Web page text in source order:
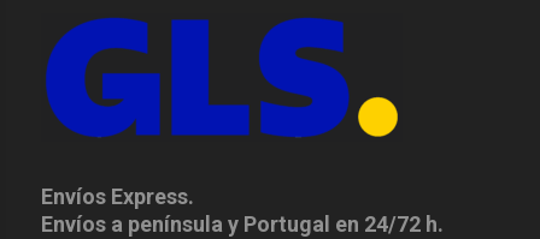
Envíos Express.
Envíos a península y Portugal en 24/72 h.